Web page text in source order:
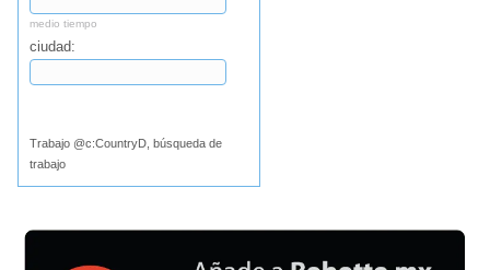
medio tiempo
ciudad:
Trabajo @c:CountryD, búsqueda de
trabajo